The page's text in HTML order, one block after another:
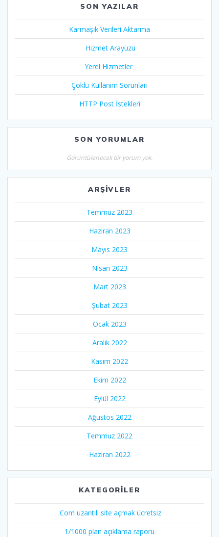
SON YAZILAR
Karmaşık Verileri Aktarma
Hizmet Arayüzü
Yerel Hizmetler
Çoklu Kullanım Sorunları
HTTP Post İstekleri
SON YORUMLAR
Görüntülenecek bir yorum yok.
ARŞIVLER
Temmuz 2023
Haziran 2023
Mayıs 2023
Nisan 2023
Mart 2023
Şubat 2023
Ocak 2023
Aralık 2022
Kasım 2022
Ekim 2022
Eylül 2022
Ağustos 2022
Temmuz 2022
Haziran 2022
KATEGORILER
.Com uzantılı site açmak ücretsiz
1/1000 plan açıklama raporu